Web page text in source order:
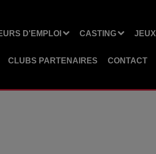
D'EMPLOI CASTING JEUX
CLUBS PARTENAIRES CONTACT